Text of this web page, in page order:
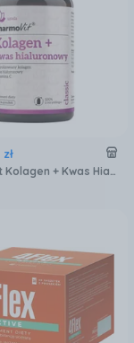
zł
Pharmovit Kolagen + Kwas Hialuronowy 90kaps.